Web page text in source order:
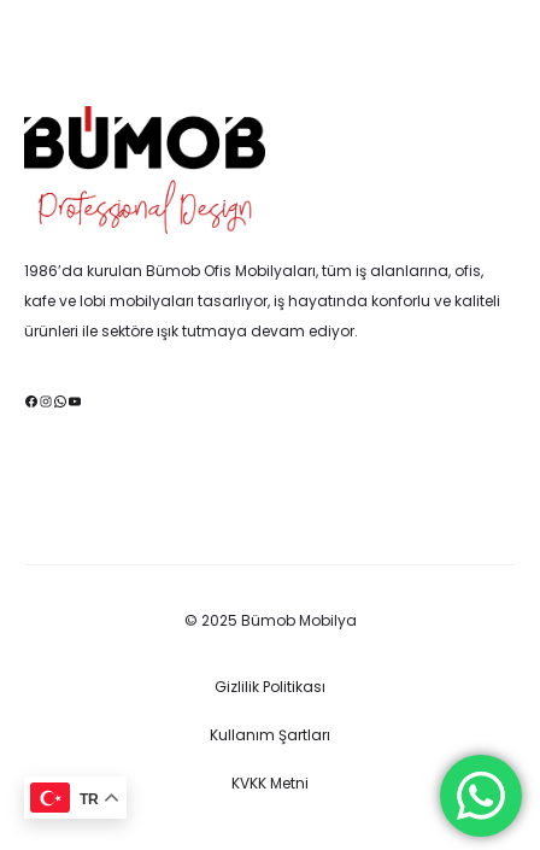
1986’da kurulan Bümob Ofis Mobilyaları, tüm iş alanlarına, ofis,
kafe ve lobi mobilyaları tasarlıyor, iş hayatında konforlu ve kaliteli
ürünleri ile sektöre ışık tutmaya devam ediyor.
Facebook
Instagram
WhatsApp
YouTube
© 2025 Bümob Mobilya
Gizlilik Politikası
Kullanım Şartları
KVKK Metni
TR